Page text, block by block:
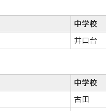
中学校
井口台
中学校
古田